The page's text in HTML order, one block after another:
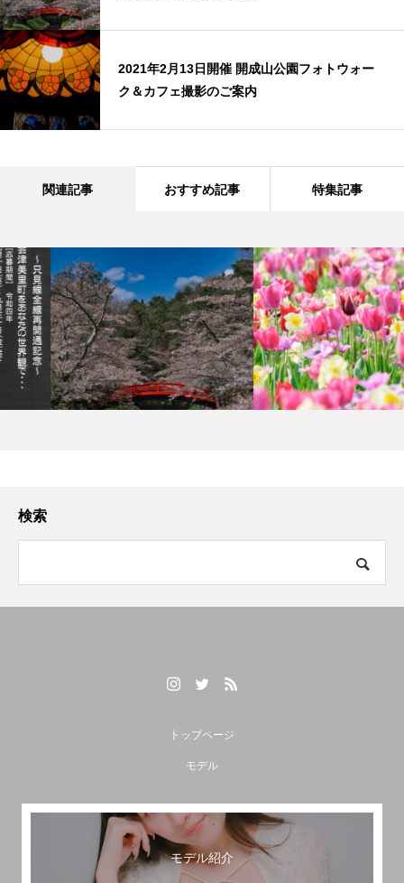
2021年2月13日開催 開成山公園フォトウォー
ク＆カフェ撮影のご案内
関連記事 おすすめ記事 特集記事
検索
トップページ
モデル
モデル紹介